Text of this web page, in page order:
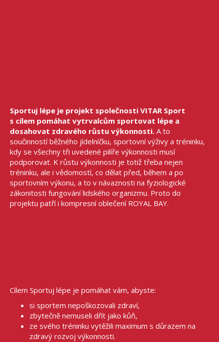
Sportuj lépe je projekt společnosti VITAR Sport
s cílem pomáhat vytrvalcům sportovat lépe a
dosahovat zdravého růstu výkonnosti. A to
součinností běžného jídelníčku, sportovní výživy a tréninku,
kdy se všechny tři uvedené pilíře výkonnosti musí
podporovat. K růstu výkonnosti je totiž třeba nejen
tréninku, ale i vědomostí, co dělat před, během a po
sportovním výkonu, a to v návaznosti na fyziologické
zákonitosti fungování lidského organizmu. Proto do
projektu patří i kompresní oblečení ROYAL BAY.
Cílem Sportuj lépe je pomáhat vám, abyste:
si sportem nepoškozovali zdraví,
zbytečně nemuseli dřít jako kůň,
ze svého tréninku vytěžili maximum s důrazem na
zdravý rozvoj výkonnosti.